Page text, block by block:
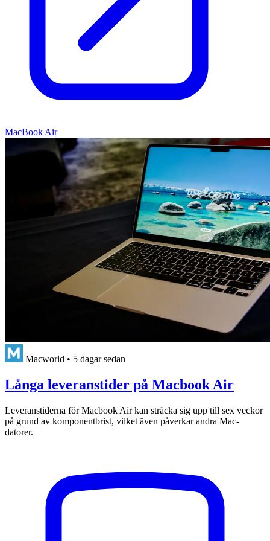
MacBook Air
Macworld • 5 dagar sedan
Långa leveranstider på Macbook Air
Leveranstiderna för Macbook Air kan sträcka sig upp till sex veckor
på grund av komponentbrist, vilket även påverkar andra Mac-
datorer.